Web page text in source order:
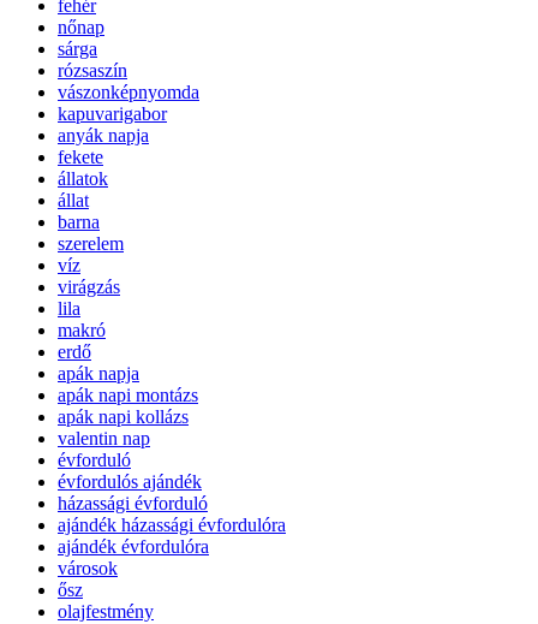
fehér
nőnap
sárga
rózsaszín
vászonképnyomda
kapuvarigabor
anyák napja
fekete
állatok
állat
barna
szerelem
víz
virágzás
lila
makró
erdő
apák napja
apák napi montázs
apák napi kollázs
valentin nap
évforduló
évfordulós ajándék
házassági évforduló
ajándék házassági évfordulóra
ajándék évfordulóra
városok
ősz
olajfestmény